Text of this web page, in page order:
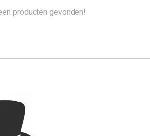
producten gevonden!